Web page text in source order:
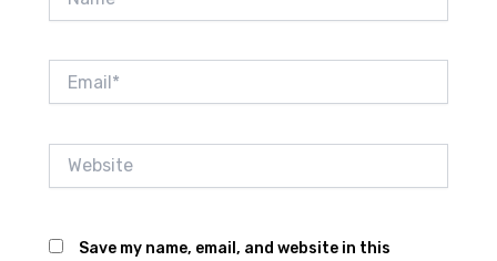
Save my name, email, and website in this